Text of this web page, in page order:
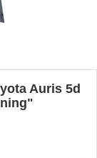
Auris 5d